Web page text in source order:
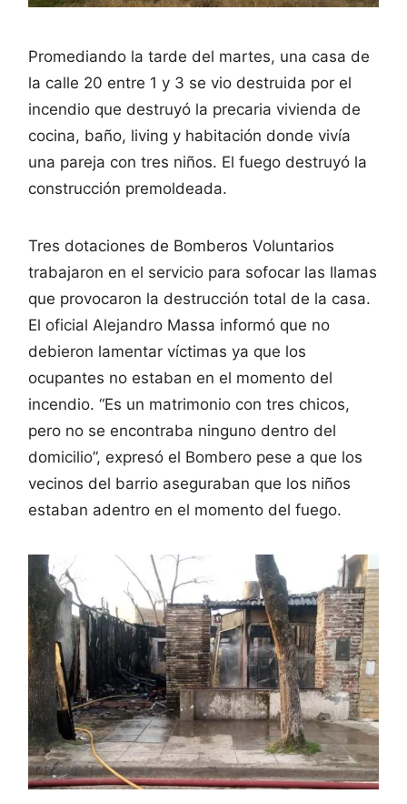
Promediando la tarde del martes, una casa de
la calle 20 entre 1 y 3 se vio destruida por el
incendio que destruyó la precaria vivienda de
cocina, baño, living y habitación donde vivía
una pareja con tres niños. El fuego destruyó la
construcción premoldeada.
Tres dotaciones de Bomberos Voluntarios
trabajaron en el servicio para sofocar las llamas
que provocaron la destrucción total de la casa.
El oficial Alejandro Massa informó que no
debieron lamentar víctimas ya que los
ocupantes no estaban en el momento del
incendio. “Es un matrimonio con tres chicos,
pero no se encontraba ninguno dentro del
domicilio”, expresó el Bombero pese a que los
vecinos del barrio aseguraban que los niños
estaban adentro en el momento del fuego.